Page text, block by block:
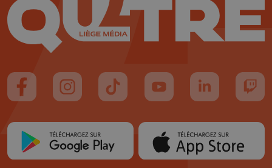
Suivez-nous sur FaceBook
Suivez-nous sur Instagram
Suivez-nous sur TikTok
Suivez-nous sur YouTube
Suivez-nous